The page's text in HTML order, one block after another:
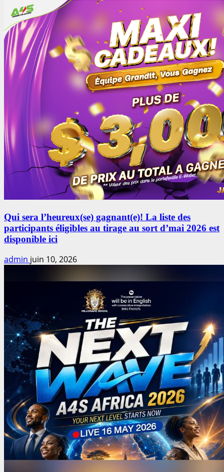
Qui sera l’heureux(se) gagnant(e)! La liste des
participants éligibles au tirage au sort d’mai 2026 est
disponible ici
admin juin 10, 2026